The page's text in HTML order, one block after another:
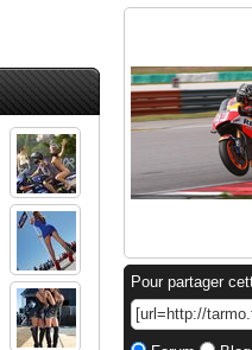
Pour partager